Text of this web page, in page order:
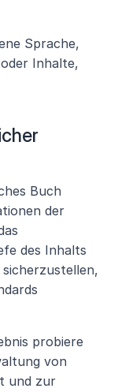
Sprache,
Inhalte,
Buch
der
des Inhalts
von
und zur